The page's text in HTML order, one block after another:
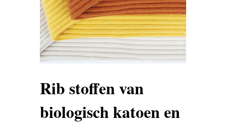
Rib stoffen van
biologisch katoen en